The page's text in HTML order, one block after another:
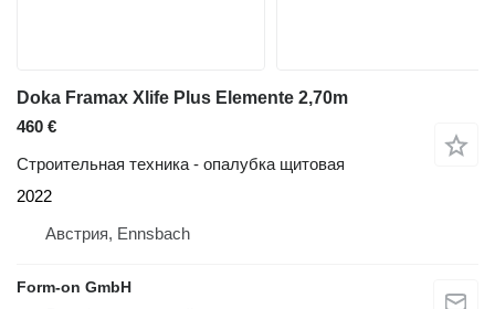
Doka Framax Xlife Plus Elemente 2,70m
460 €
Строительная техника - опалубка щитовая
2022
Австрия, Ennsbach
Form-on GmbH